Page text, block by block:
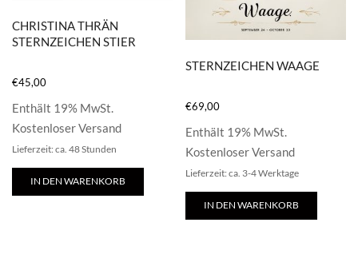
CHRISTINA THRÄN
STERNZEICHEN STIER
€45,00
Enthält 19% MwSt.
Kostenloser Versand
Lieferzeit: ca. 48 Stunden
IN DEN WARENKORB
STERNZEICHEN WAAGE
€69,00
Enthält 19% MwSt.
Kostenloser Versand
Lieferzeit: ca. 3-4 Werktage
IN DEN WARENKORB